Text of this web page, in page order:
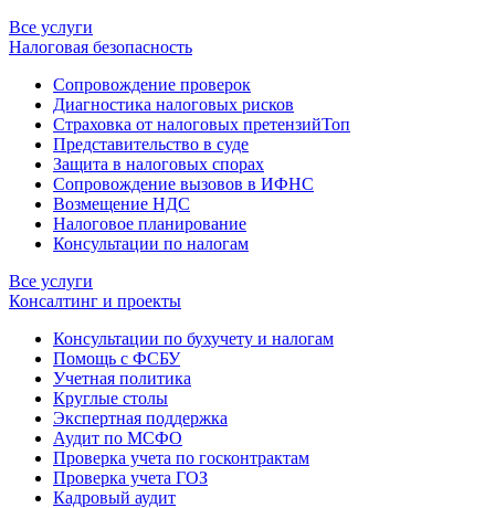
Все услуги
Налоговая безопасность
Сопровождение проверок
Диагностика налоговых рисков
Страховка от налоговых претензийТоп
Представительство в суде
Защита в налоговых спорах
Сопровождение вызовов в ИФНС
Возмещение НДС
Налоговое планирование
Консультации по налогам
Все услуги
Консалтинг и проекты
Консультации по бухучету и налогам
Помощь с ФСБУ
Учетная политика
Круглые столы
Экспертная поддержка
Аудит по МСФО
Проверка учета по госконтрактам
Проверка учета ГОЗ
Кадровый аудит